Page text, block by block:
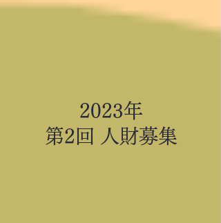
2023年
第2回 人財募集